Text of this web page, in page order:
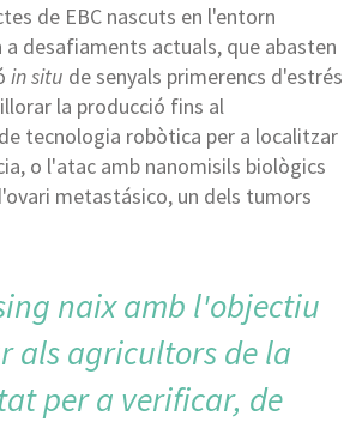
de EBC nascuts en l'entorn
desafiaments actuals, que abasten
in situ de senyals primerencs d'estrés
la producció fins al
tecnologia robòtica per a localitzar
o l'atac amb nanomisils biològics
metastásico, un dels tumors
naix amb l'objectiu
als agricultors de la
per a verificar, de